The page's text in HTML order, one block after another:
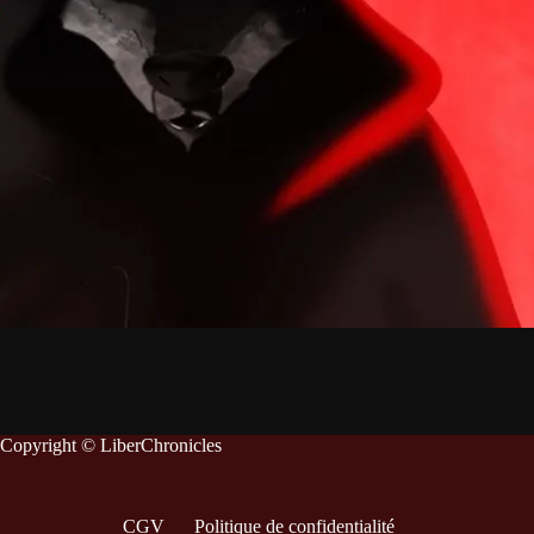
Copyright © LiberChronicles
CGV Politique de confidentialité